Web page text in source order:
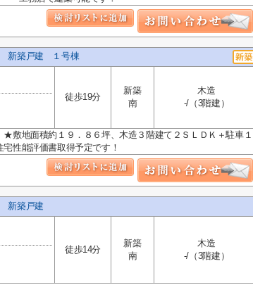
新築戸建 １号棟
徒歩19分
新築
南
木造
-/（3階建）
敷地面積約１９．８６坪、木造３階建て２ＳＬＤＫ＋駐車１
性能評価書取得予定です！
新築戸建
徒歩14分
新築
南
木造
-/（3階建）